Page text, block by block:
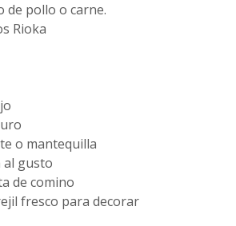
de pollo o carne.
Rioka
o mantequilla
al gusto
de comino
fresco para decorar